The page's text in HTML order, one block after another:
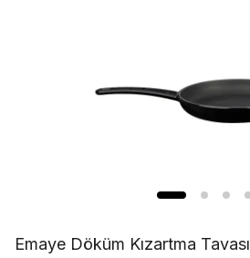
Emaye Döküm Kızartma